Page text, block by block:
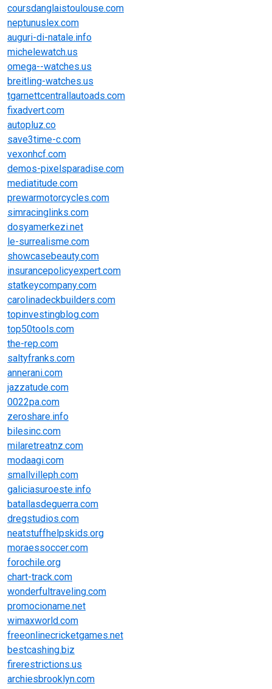
coursdanglaistoulouse.com
neptunuslex.com
auguri-di-natale.info
michelewatch.us
omega--watches.us
breitling-watches.us
tgarnettcentrallautoads.com
fixadvert.com
autopluz.co
save3time-c.com
vexonhcf.com
demos-pixelsparadise.com
mediatitude.com
prewarmotorcycles.com
simracinglinks.com
dosyamerkezi.net
le-surrealisme.com
showcasebeauty.com
insurancepolicyexpert.com
statkeycompany.com
carolinadeckbuilders.com
topinvestingblog.com
top50tools.com
the-rep.com
saltyfranks.com
annerani.com
jazzatude.com
0022pa.com
zeroshare.info
bilesinc.com
milaretreatnz.com
modaagi.com
smallvilleph.com
galiciasuroeste.info
batallasdeguerra.com
dregstudios.com
neatstuffhelpskids.org
moraessoccer.com
forochile.org
chart-track.com
wonderfultraveling.com
promocioname.net
wimaxworld.com
freeonlinecricketgames.net
bestcashing.biz
firerestrictions.us
archiesbrooklyn.com